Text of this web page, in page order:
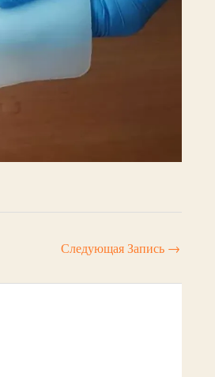
Следующая Запись →